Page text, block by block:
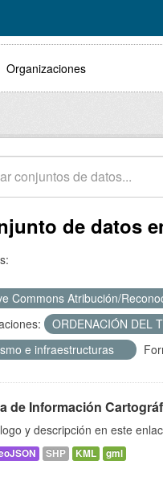
Organizaciones
de datos
Commons Atribución/
ORDENACIÓN DEL
e infraestructuras
de Información
y descripción en este
SHP KML gml